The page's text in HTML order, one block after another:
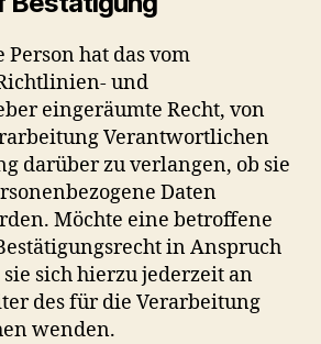
Person hat das vom
und
eingeräumte Recht, von
Verantwortlichen
darüber zu verlangen, ob sie
Daten
Möchte eine betroffene
in Anspruch
sich hierzu jederzeit an
des für die Verarbeitung
wenden.